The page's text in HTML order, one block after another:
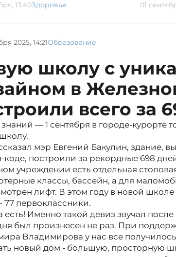
13:40Здоровье 01
2025, 14:21Образование
школу с
в
всего за
— 1 сентября в городе-курорте
мэр Евгений Бакулин, здание,
коде, построили за рекордные 698
учреждении есть отдельная
классы, бассейн, а для
лифт. В этом году в новой школе
77 первоклассники.
есть! Именно такой девиз звучал
был произнесен не раз. При
Владимирова у нас все
новый дом - большую, просторную